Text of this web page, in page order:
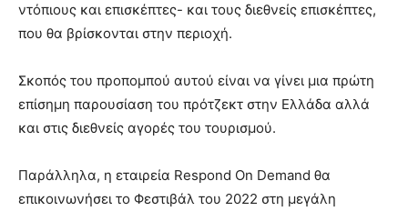
ντόπιους και επισκέπτες- και τους διεθνείς επισκέπτες,
που θα βρίσκονται στην περιοχή.
Σκοπός του προπομπού αυτού είναι να γίνει μια πρώτη
επίσημη παρουσίαση του πρότζεκτ στην Ελλάδα αλλά
και στις διεθνείς αγορές του τουρισμού.
Παράλληλα, η εταιρεία Respond On Demand θα
επικοινωνήσει το Φεστιβάλ του 2022 στη μεγάλη